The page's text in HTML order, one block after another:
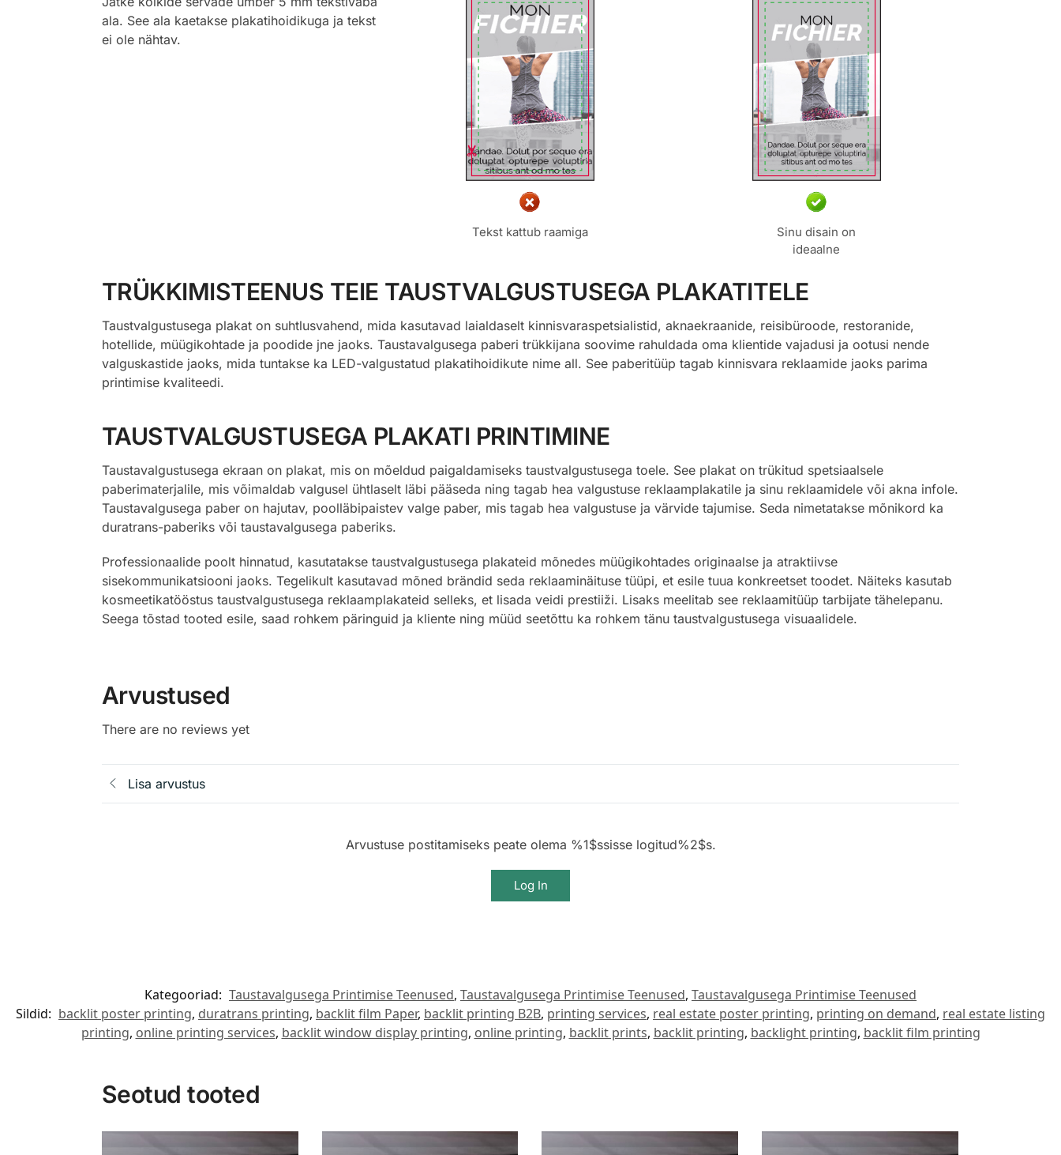
ala. See ala kaetakse plakatihoidikuga ja tekst
ei ole nähtav.
Tekst kattub raamiga
Sinu disain on
ideaalne
TRÜKKIMISTEENUS TEIE TAUSTVALGUSTUSEGA PLAKATITELE
Taustvalgustusega plakat on suhtlusvahend, mida kasutavad laialdaselt kinnisvaraspetsialistid, aknaekraanide, reisibüroode, restoranide,
hotellide, müügikohtade ja poodide jne jaoks. Taustavalgusega paberi trükkijana soovime rahuldada oma klientide vajadusi ja ootusi nende
valguskastide jaoks, mida tuntakse ka LED-valgustatud plakatihoidikute nime all. See paberitüüp tagab kinnisvara reklaamide jaoks parima
printimise kvaliteedi.
TAUSTVALGUSTUSEGA PLAKATI PRINTIMINE
Taustavalgustusega ekraan on plakat, mis on mõeldud paigaldamiseks taustvalgustusega toele. See plakat on trükitud spetsiaalsele
paberimaterjalile, mis võimaldab valgusel ühtlaselt läbi pääseda ning tagab hea valgustuse reklaamplakatile ja sinu reklaamidele või akna infole.
Taustavalgusega paber on hajutav, poolläbipaistev valge paber, mis tagab hea valgustuse ja värvide tajumise. Seda nimetatakse mõnikord ka
duratrans-paberiks või taustavalgusega paberiks.
Professionaalide poolt hinnatud, kasutatakse taustvalgustusega plakateid mõnedes müügikohtades originaalse ja atraktiivse
sisekommunikatsiooni jaoks. Tegelikult kasutavad mõned brändid seda reklaaminäituse tüüpi, et esile tuua konkreetset toodet. Näiteks kasutab
kosmeetikatööstus taustvalgustusega reklaamplakateid selleks, et lisada veidi prestiiži. Lisaks meelitab see reklaamitüüp tarbijate tähelepanu.
Seega tõstad tooted esile, saad rohkem päringuid ja kliente ning müüd seetõttu ka rohkem tänu taustvalgustusega visuaalidele.
Arvustused
There are no reviews yet
Lisa arvustus
Arvustuse postitamiseks peate olema %1$ssisse logitud%2$s.
Log In
Kategooriad: Taustavalgusega Printimise Teenused, Taustavalgusega Printimise Teenused, Taustavalgusega Printimise Teenused
Sildid: backlit poster printing, duratrans printing, backlit film Paper, backlit printing B2B, printing services, real estate poster printing, printing on demand, real estate listing
printing, online printing services, backlit window display printing, online printing, backlit prints, backlit printing, backlight printing, backlit film printing
Seotud tooted